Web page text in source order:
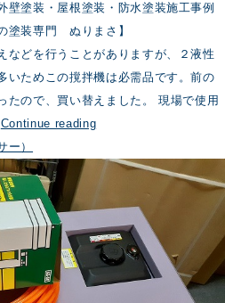
壁塗装・屋根塗装・防水塗装施工事例
塗装専門 ぬりまさ】
などを行うことがありますが、２液性
いためこの撹拌機は必需品です。前の
たので、買い替えました。 現場で使用
Continue readingコ
撹
拌
機
ー）